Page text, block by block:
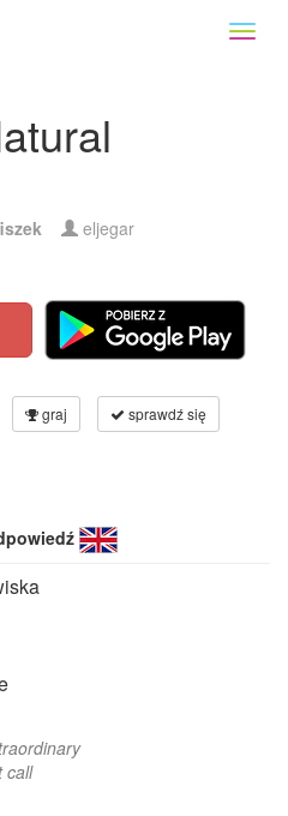
eljegar
graj sprawdź się
call